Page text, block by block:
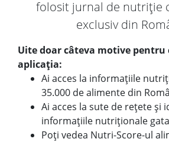
folosit jurnal de nutriție
exclusiv din
Uite doar câteva motive pentru
aplicația:
Ai acces la informațiile
35.000 de alimente din
Ai acces la sute de rețete și
informațiile nutriționale
Poți vedea Nutri-Score-ul